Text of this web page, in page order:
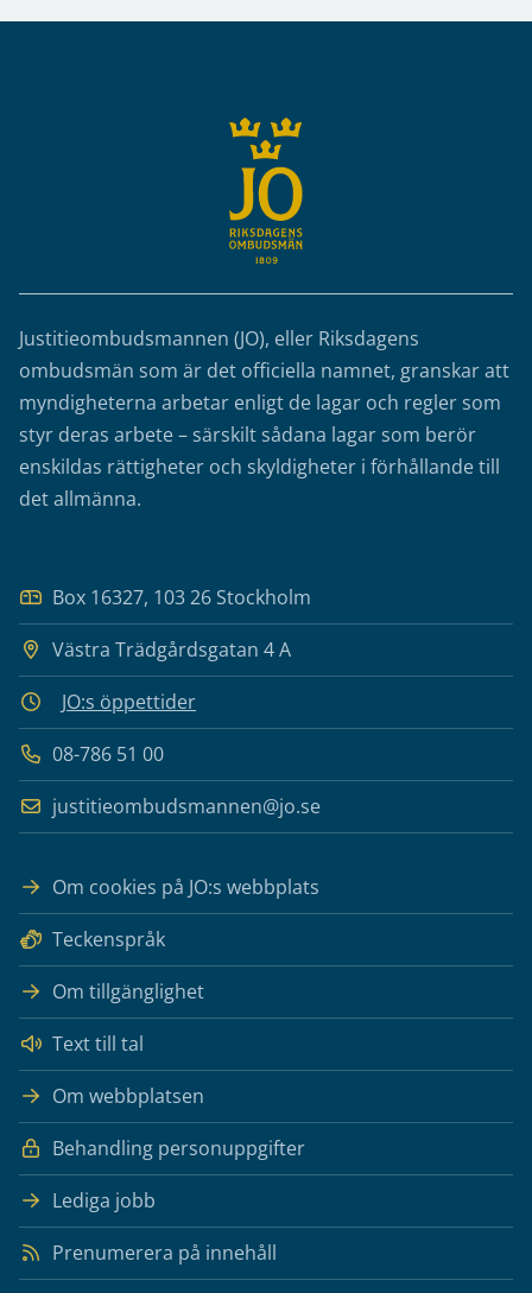
Justitieombudsmannen (JO), eller Riksdagens
ombudsmän som är det officiella namnet, granskar att
myndigheterna arbetar enligt de lagar och regler som
styr deras arbete – särskilt sådana lagar som berör
enskildas rättigheter och skyldigheter i förhållande till
det allmänna.
Box 16327, 103 26 Stockholm
Västra Trädgårdsgatan 4 A
JO:s öppettider
08-786 51 00
justitieombudsmannen@jo.se
Om cookies på JO:s webbplats
Teckenspråk
Om tillgänglighet
Text till tal
Om webbplatsen
Behandling personuppgifter
Lediga jobb
Prenumerera på innehåll